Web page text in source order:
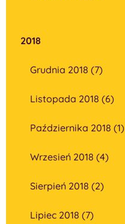
2018
Grudnia 2018 (7)
Listopada 2018 (6)
Października 2018 (1)
Wrzesień 2018 (4)
Sierpień 2018 (2)
Lipiec 2018 (7)